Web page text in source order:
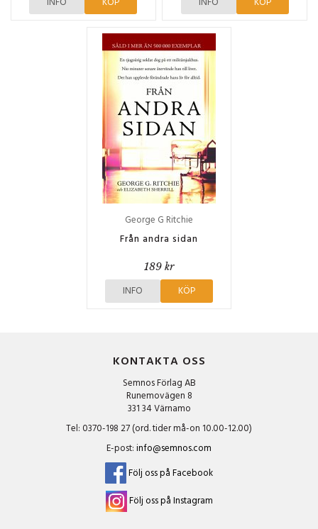
George G Ritchie
Från andra sidan
189 kr
INFO KÖP
KONTAKTA OSS
Semnos Förlag AB
Runemovägen 8
331 34 Värnamo
Tel: 0370-198 27 (ord. tider må-on 10.00-12.00)
E-post:info@semnos.com
Följ oss på Facebook
Följ oss på Instagram